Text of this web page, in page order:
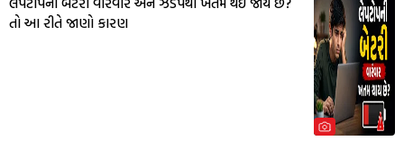
તો આ રીતે જાણો કારણ